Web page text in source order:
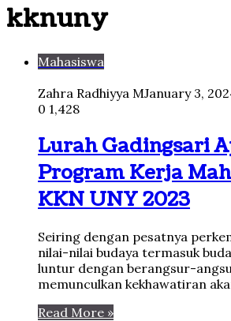
kknuny
Mahasiswa
Zahra Radhiyya MJanuary 3,
0 1,428
Lurah Gadingsari
Program Kerja
KKN UNY 2023
Seiring dengan pesatnya
nilai-nilai budaya termasuk
luntur dengan berangsur-
memunculkan kekhawatiran
Read More »